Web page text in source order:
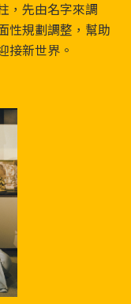
，先由名字來調
性規劃調整，幫助
接新世界。